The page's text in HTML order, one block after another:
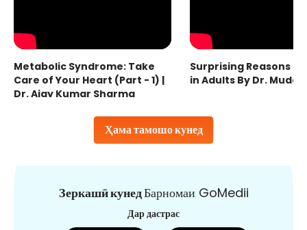
Ҳама тамошо кунед
Metabolic Syndrome: Take
Care of Your Heart (Part - 1) |
Dr. Ajay Kumar Sharma
Surprising Reasons
in Adults By Dr.
Зеркашӣ кунедБарномаи GoMedii
Дар дастрас